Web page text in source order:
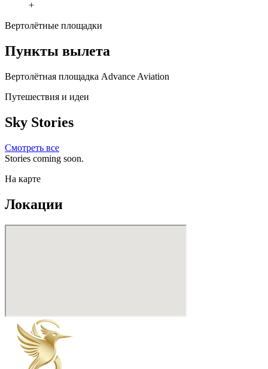
+
Вертолётные площадки
Пункты вылета
Вертолётная площадка Advance Aviation
Путешествия и идеи
Sky Stories
Смотреть все
Stories coming soon.
На карте
Локации